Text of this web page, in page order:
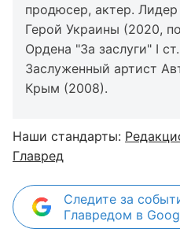
продюсер, актер.
Герой Украины (2020,
Ордена "За заслуги" I
Заслуженный артист
Крым (2008).
Наши стандарты:
Главред
Следите за
Главредом в